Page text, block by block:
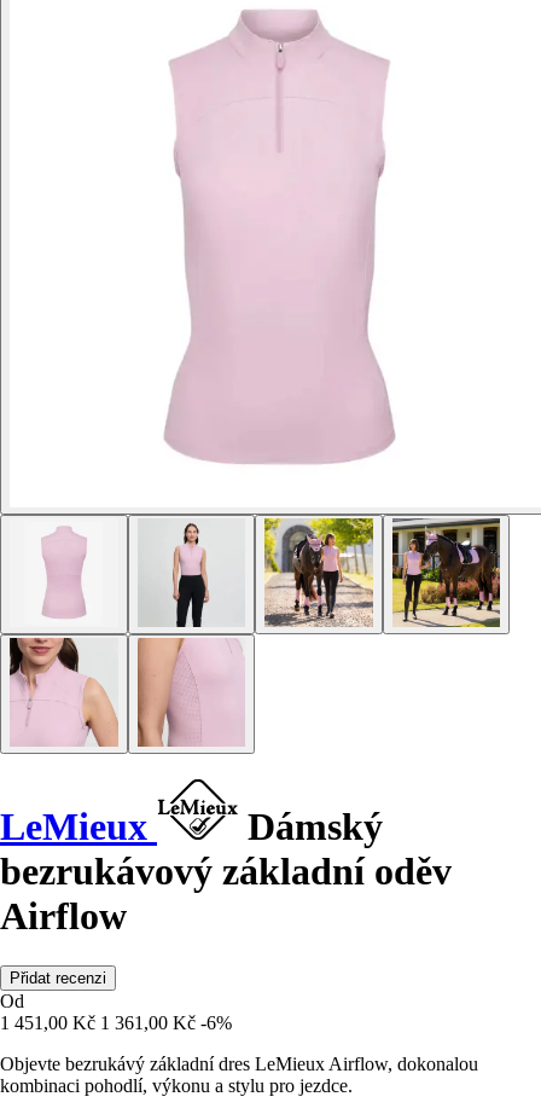
LeMieux
Dámský
bezrukávový základní oděv
Airflow
Přidat recenzi
Od
1 451,00 Kč 1 361,00 Kč -6%
Objevte bezrukávý základní dres LeMieux Airflow, dokonalou
kombinaci pohodlí, výkonu a stylu pro jezdce.